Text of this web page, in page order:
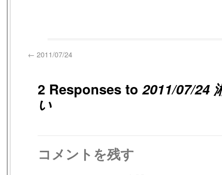
← 2011/07/24
2 Responses to2011/07/24
い
コメントを残す